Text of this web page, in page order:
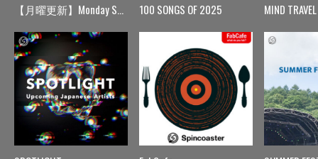
【月曜更新】Monday Spin 100 SONGS OF 2025 MIND TRAVEL